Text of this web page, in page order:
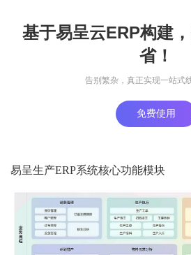
基于易呈云ERP构建，
省！
告别繁杂，真正实现一站式
免费使用
易呈生产ERP系统核心功能模块